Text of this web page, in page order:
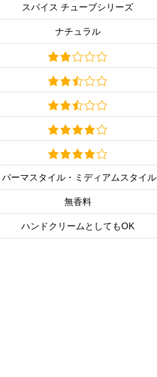
スパイス チューブシリーズ
ナチュラル
パーマスタイル・ミディアムスタイル
無香料
ハンドクリームとしてもOK